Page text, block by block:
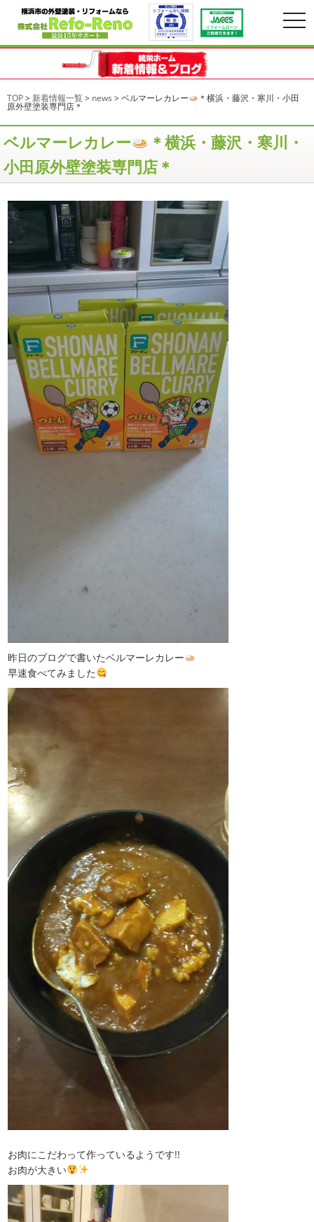
TOP> 新着情報一覧> news >ベルマーレカレー ＊横浜・藤沢・寒川・小田
原外壁塗装専門店＊
ベルマーレカレー
＊横浜・藤沢・寒川・
小田原外壁塗装専門店＊
昨日のブログで書いたベルマーレカレー
早速食べてみました
お肉にこだわって作っているようです!!
お肉が大きい